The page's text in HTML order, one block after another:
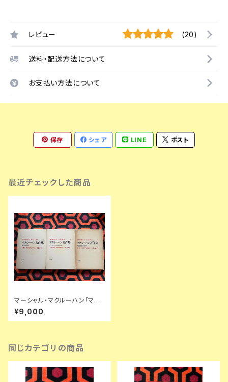
レビュー (20)
送料・配送方法について
お支払い方法について
保存 シェア LINE ポスト
最近チェックした商品
マーシャル・マクルーハン「マク
ルーハン著作集」1〜3全巻セッ
ト 函入り 井坂学・後藤和彦・高
儀進訳 装幀:粟津潔 竹内書店
¥9,000
同じカテゴリの商品